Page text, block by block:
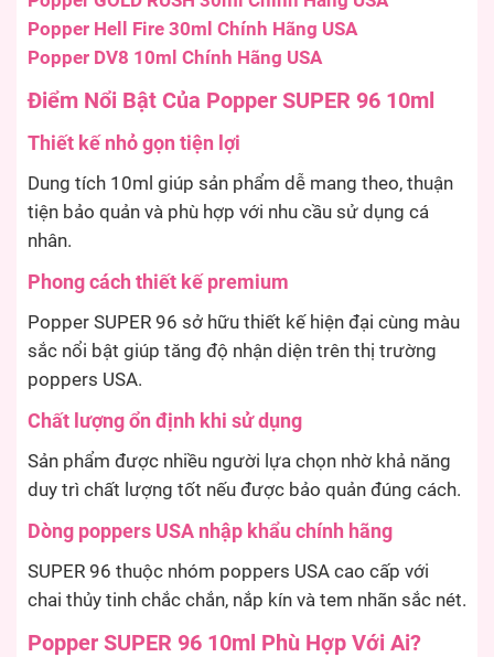
Popper Hell Fire 30ml Chính Hãng USA
Popper DV8 10ml Chính Hãng USA
Điểm Nổi Bật Của Popper SUPER 96 10ml
Thiết kế nhỏ gọn tiện lợi
Dung tích 10ml giúp sản phẩm dễ mang theo, thuận
tiện bảo quản và phù hợp với nhu cầu sử dụng cá
nhân.
Phong cách thiết kế premium
Popper SUPER 96 sở hữu thiết kế hiện đại cùng màu
sắc nổi bật giúp tăng độ nhận diện trên thị trường
poppers USA.
Chất lượng ổn định khi sử dụng
Sản phẩm được nhiều người lựa chọn nhờ khả năng
duy trì chất lượng tốt nếu được bảo quản đúng cách.
Dòng poppers USA nhập khẩu chính hãng
SUPER 96 thuộc nhóm poppers USA cao cấp với
chai thủy tinh chắc chắn, nắp kín và tem nhãn sắc nét.
Popper SUPER 96 10ml Phù Hợp Với Ai?